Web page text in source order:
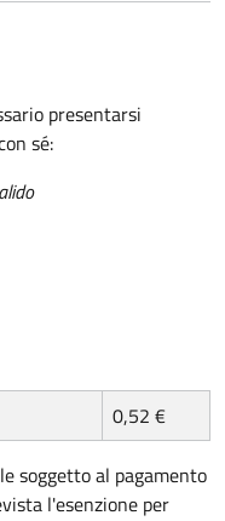
presentarsi
sé:
0,52 €
soggetto al pagamento
l'esenzione per